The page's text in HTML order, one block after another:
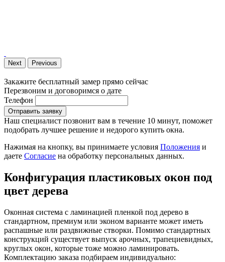
Next Previous
Закажите бесплатный замер прямо сейчас
Перезвоним и договоримся о дате
Телефон
Отправить заявку
Наш специалист позвонит вам в течение 10 минут, поможет
подобрать лучшее решение и недорого купить окна.
Нажимая на кнопку, вы принимаете условия Положения и
даете Согласие на обработку персональных данных.
Конфигурация пластиковых окон под
цвет дерева
Оконная система с ламинацией пленкой под дерево в
стандартном, премиум или эконом варианте может иметь
распашные или раздвижные створки. Помимо стандартных
конструкций существует выпуск арочных, трапециевидных,
круглых окон, которые тоже можно ламинировать.
Комплектацию заказа подбираем индивидуально: